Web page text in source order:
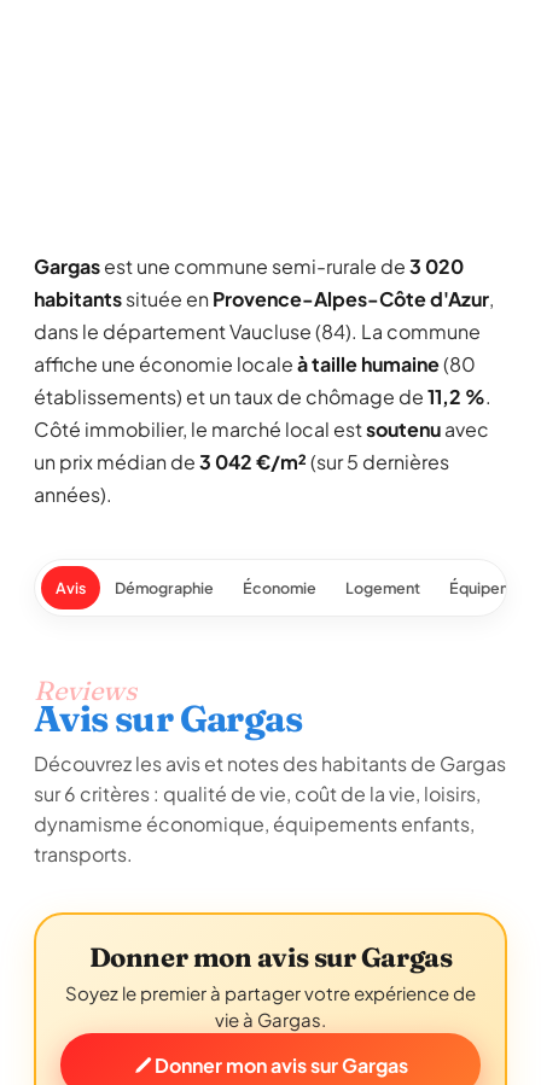
Gargasest une commune semi-rurale de3 020
habitantssituée en Provence-Alpes-Côte d'Azur,
dans le département Vaucluse (84). La commune
affiche une économie localeà taille humaine(80
établissements) et un taux de chômage de11,2 %.
Côté immobilier, le marché local estsoutenuavec
un prix médian de3 042 €/m²(sur 5 dernières
années).
Avis Démographie Économie Logement
Reviews
Avis sur Gargas
Découvrez les avis et notes des habitants de Gargas
sur 6 critères : qualité de vie, coût de la vie, loisirs,
dynamisme économique, équipements enfants,
transports.
Donner mon avis sur Gargas
Soyez le premier à partager votre expérience de
vie à Gargas.
Donner mon avis sur Gargas